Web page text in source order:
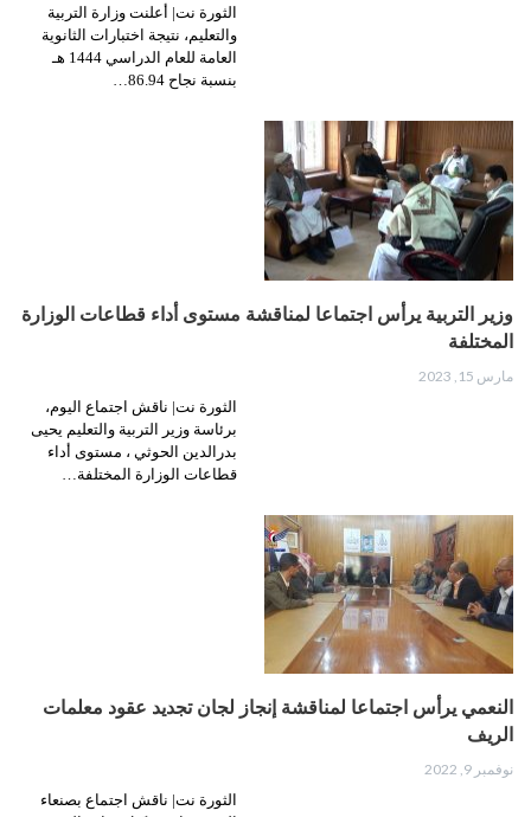
الثورة نت| أعلنت وزارة التربية
والتعليم، نتيجة اختبارات الثانوية
العامة للعام الدراسي 1444 هـ
بنسبة نجاح 86.94…
وزير التربية يرأس اجتماعا لمناقشة مستوى أداء قطاعات الوزارة
المختلفة
مارس 15, 2023
الثورة نت| ناقش اجتماع اليوم،
برئاسة وزير التربية والتعليم يحيى
بدرالدين الحوثي ، مستوى أداء
قطاعات الوزارة المختلفة…
النعمي يرأس اجتماعا لمناقشة إنجاز لجان تجديد عقود معلمات
الريف
نوفمبر 9, 2022
الثورة نت| ناقش اجتماع بصنعاء